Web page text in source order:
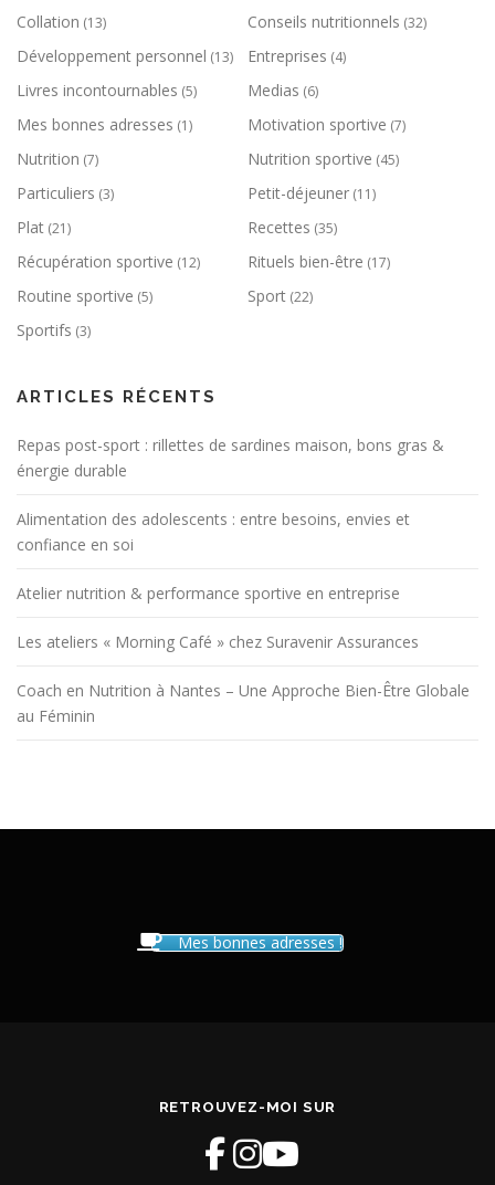
Collation (13) Conseils nutritionnels (32)
Développement personnel (13) Entreprises (4)
Livres incontournables (5) Medias (6)
Mes bonnes adresses (1) Motivation sportive (7)
Nutrition (7) Nutrition sportive (45)
Particuliers (3) Petit-déjeuner (11)
Plat (21) Recettes (35)
Récupération sportive (12) Rituels bien-être (17)
Routine sportive (5) Sport (22)
Sportifs (3)
ARTICLES RÉCENTS
Repas post-sport : rillettes de sardines maison, bons gras &
énergie durable
Alimentation des adolescents : entre besoins, envies et
confiance en soi
Atelier nutrition & performance sportive en entreprise
Les ateliers « Morning Café » chez Suravenir Assurances
Coach en Nutrition à Nantes – Une Approche Bien-Être Globale
au Féminin
Mes bonnes adresses !
RETROUVEZ-MOI SUR